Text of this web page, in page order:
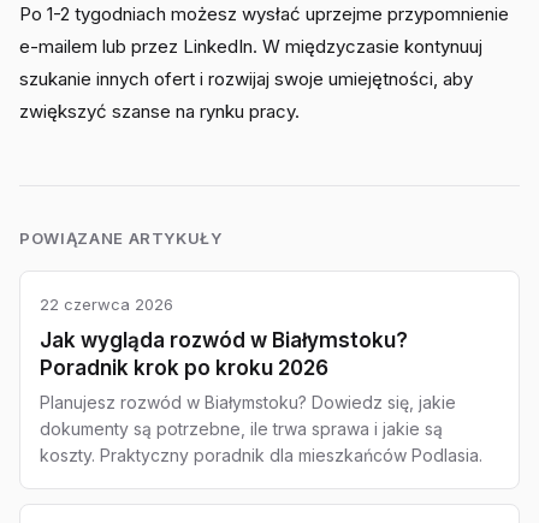
Po 1-2 tygodniach możesz wysłać uprzejme przypomnienie
e-mailem lub przez LinkedIn. W międzyczasie kontynuuj
szukanie innych ofert i rozwijaj swoje umiejętności, aby
zwiększyć szanse na rynku pracy.
POWIĄZANE ARTYKUŁY
22 czerwca 2026
Jak wygląda rozwód w Białymstoku?
Poradnik krok po kroku 2026
Planujesz rozwód w Białymstoku? Dowiedz się, jakie
dokumenty są potrzebne, ile trwa sprawa i jakie są
koszty. Praktyczny poradnik dla mieszkańców Podlasia.